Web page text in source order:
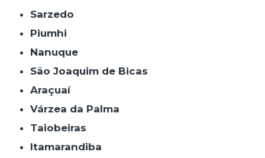
Sarzedo
Piumhi
Nanuque
São Joaquim de Bicas
Araçuaí
Várzea da Palma
Taiobeiras
Itamarandiba